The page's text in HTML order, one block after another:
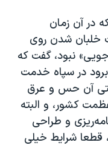
در آن زمان
خلبان شدن روی
نبود، گفت که
در سپاه خدمت
آن حس و عرق
کشور، و البته
و طراحی
قطعا شرایط خیلی